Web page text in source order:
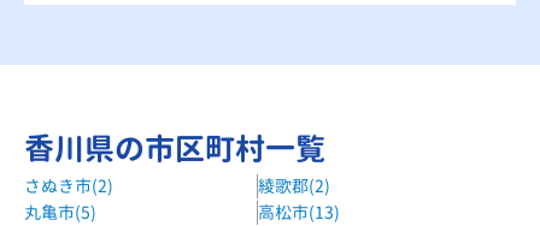
香川県の市区町村一覧
さぬき市(2)
綾歌郡(2)
丸亀市(5)
高松市(13)